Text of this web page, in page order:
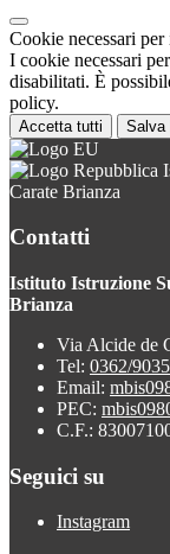
Cookie necessari
I cookie necessari
disabilitati. È
policy.
Accetta tutti Salva
Carate Brianza
Contatti
Istituto Istruzione
Brianza
Via Alcide de
Tel: 0362/
Email:
PEC:
C.F.:
Seguici su
Instagram